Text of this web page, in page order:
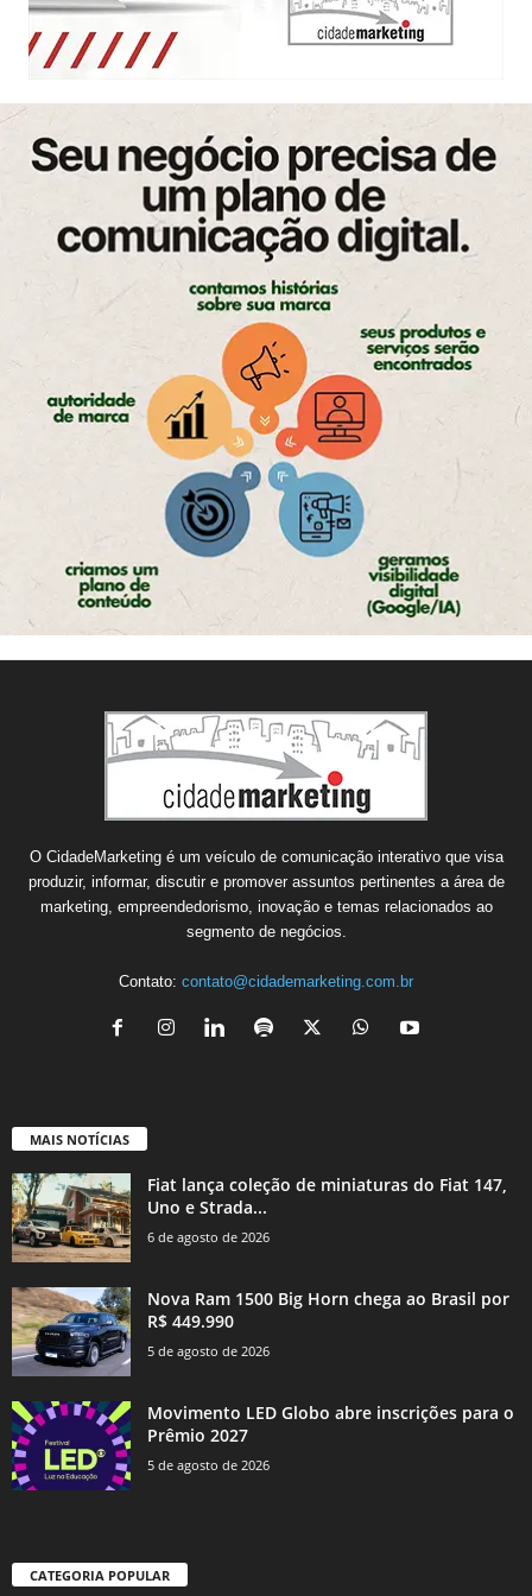
O CidadeMarketing é um veículo de comunicação interativo que visa
produzir, informar, discutir e promover assuntos pertinentes a área de
marketing, empreendedorismo, inovação e temas relacionados ao
segmento de negócios.
Contato: contato@cidademarketing.com.br
MAIS NOTÍCIAS
Fiat lança coleção de miniaturas do Fiat 147,
Uno e Strada...
6 de agosto de 2026
Nova Ram 1500 Big Horn chega ao Brasil por
R$ 449.990
5 de agosto de 2026
Movimento LED Globo abre inscrições para o
Prêmio 2027
5 de agosto de 2026
CATEGORIA POPULAR